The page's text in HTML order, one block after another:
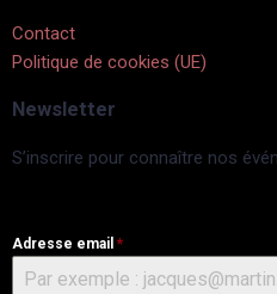
Contact
Politique de cookies (UE)
Newsletter
S’inscrire pour connaître nos
Adresse email *